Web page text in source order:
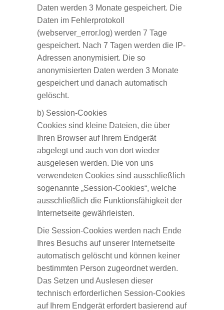
Daten werden 3 Monate gespeichert. Die
Daten im Fehlerprotokoll
(webserver_error.log) werden 7 Tage
gespeichert. Nach 7 Tagen werden die IP-
Adressen anonymisiert. Die so
anonymisierten Daten werden 3 Monate
gespeichert und danach automatisch
gelöscht.
b) Session-Cookies
Cookies sind kleine Dateien, die über
Ihren Browser auf Ihrem Endgerät
abgelegt und auch von dort wieder
ausgelesen werden. Die von uns
verwendeten Cookies sind ausschließlich
sogenannte „Session-Cookies“, welche
ausschließlich die Funktionsfähigkeit der
Internetseite gewährleisten.
Die Session-Cookies werden nach Ende
Ihres Besuchs auf unserer Internetseite
automatisch gelöscht und können keiner
bestimmten Person zugeordnet werden.
Das Setzen und Auslesen dieser
technisch erforderlichen Session-Cookies
auf Ihrem Endgerät erfordert basierend auf